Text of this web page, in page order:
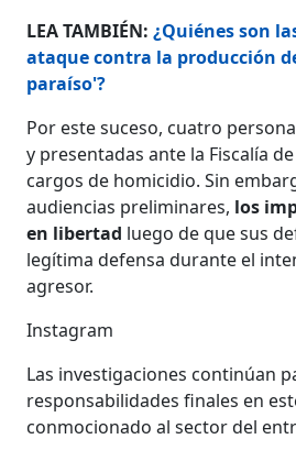
LEA TAMBIÉN:¿Quiénes son
ataque contra la producción
paraíso'?
Por este suceso, cuatro
y presentadas ante la Fiscalía
cargos de homicidio. Sin
audiencias preliminares, los
en libertad luego de que sus
legítima defensa durante el
agresor.
Instagram
Las investigaciones continúan
responsabilidades finales en
conmocionado al sector del